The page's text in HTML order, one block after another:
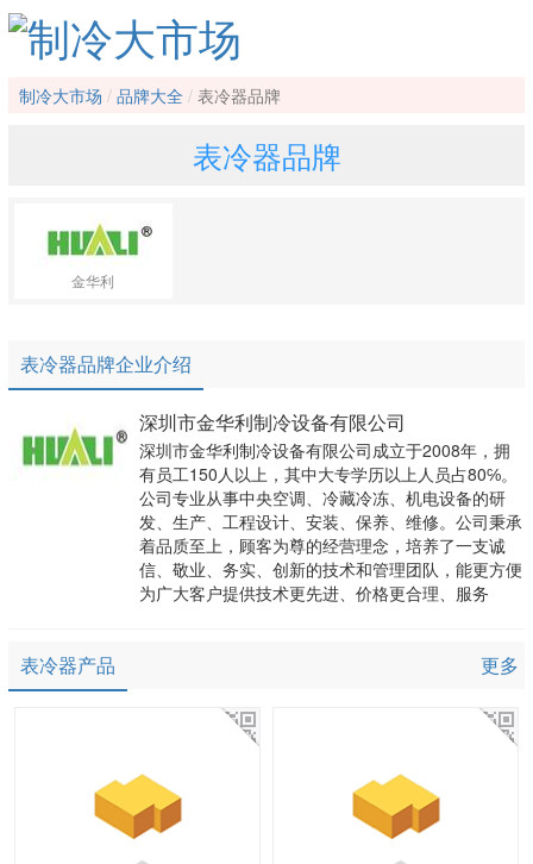
制冷大市场 品牌大全 表冷器品牌
表冷器品牌
金华利
表冷器品牌企业介绍
深圳市金华利制冷设备有限公司
深圳市金华利制冷设备有限公司成立于2008年，拥
有员工150人以上，其中大专学历以上人员占80℅。
公司专业从事中央空调、冷藏冷冻、机电设备的研
发、生产、工程设计、安装、保养、维修。公司秉承
着品质至上，顾客为尊的经营理念，培养了一支诚
信、敬业、务实、创新的技术和管理团队，能更方便
为广大客户提供技术更先进、价格更合理、服务
表冷器产品 更多